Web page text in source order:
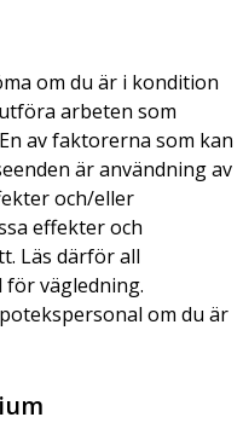
om du är i kondition
arbeten som
av faktorerna som kan
är användning av
och/eller
effekter och
Läs därför all
för vägledning.
om du är